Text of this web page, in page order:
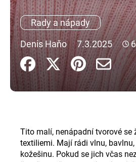
Rady a nápady
Denis Haňo
7.3.2025
Tito malí, nenápadní tvorové se
textiliemi. Mají rádi vlnu,
kožešinu. Pokud se jich včas
a
j
í
t
?